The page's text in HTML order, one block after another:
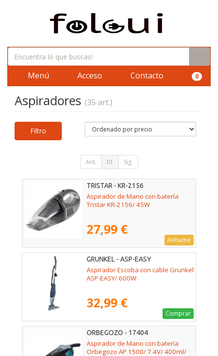
Menú Acceso Contacto 0
Aspiradores (35 art.)
Filtro
Ant. 01 Sig.
TRISTAR - KR-2156
Aspirador de Mano con batería
Tristar KR-2156/ 45W
27,99 €
Avísame
GRUNKEL - ASP-EASY
Aspirador Escoba con cable Grunkel
ASP-EASY/ 600W
32,99 €
Comprar
ORBEGOZO - 17404
Aspirador de Mano con batería
Orbegozo AP 1500/ 7.4V/ 400ml/